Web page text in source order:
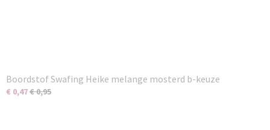
Boordstof Swafing Heike melange mosterd b-keuze
€ 0,47€ 0,95